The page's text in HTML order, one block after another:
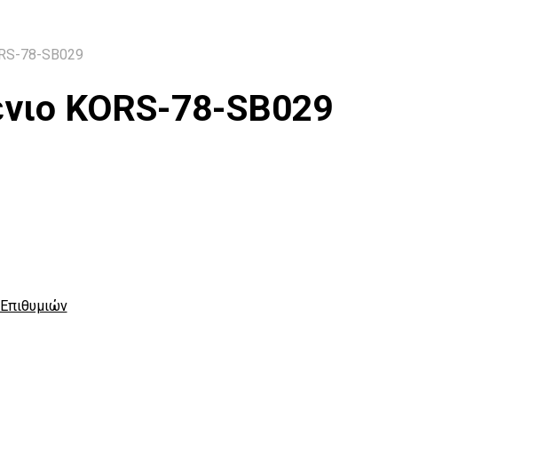
78-SB029
KORS-78-SB029